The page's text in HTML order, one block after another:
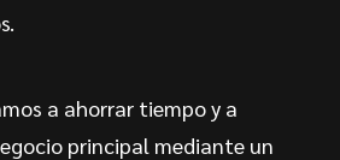
a ahorrar tiempo y a
principal mediante un